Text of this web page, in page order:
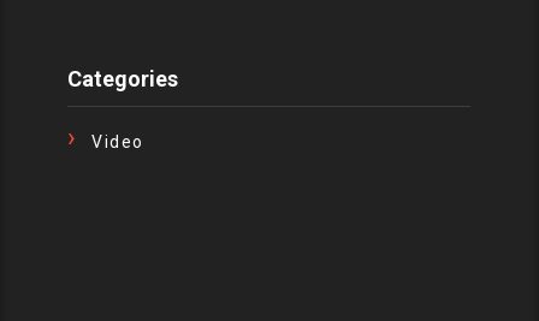
Categories
Video